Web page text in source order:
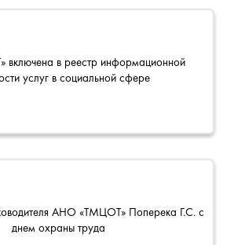
в реестр информационной
услуг в социальной сфере
АНО «ТМЦОТ» Поперека Г.С. с
днем охраны труда